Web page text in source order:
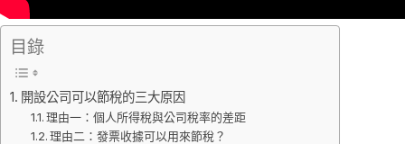
目錄
開設公司可以節稅的三大原因
理由一：個人所得稅與公司稅率的差距
理由二：發票收據可以用來節稅？